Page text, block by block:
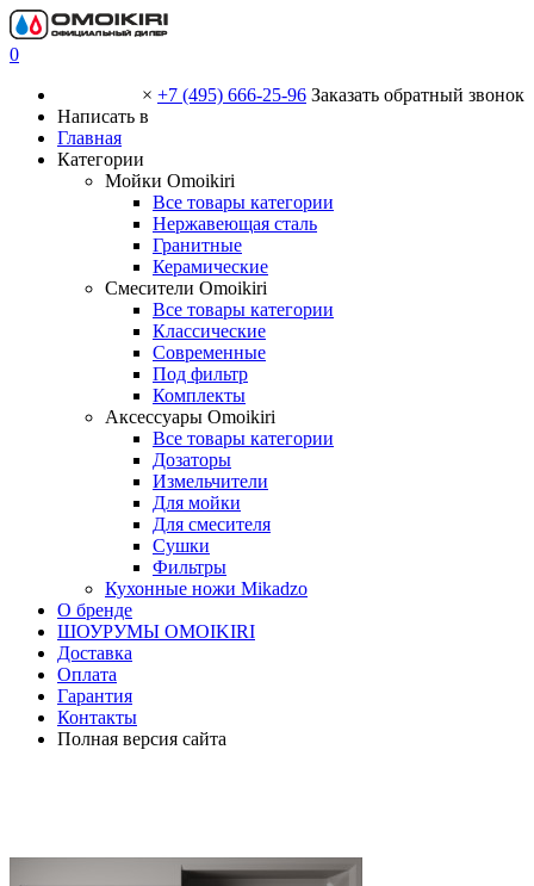
0
× +7 (495) 666-25-96 Заказать обратный звонок
Написать в
Главная
Категории
Мойки Omoikiri
Все товары категории
Нержавеющая сталь
Гранитные
Керамические
Смесители Omoikiri
Все товары категории
Классические
Современные
Под фильтр
Комплекты
Аксессуары Omoikiri
Все товары категории
Дозаторы
Измельчители
Для мойки
Для смесителя
Сушки
Фильтры
Кухонные ножи Mikadzo
О бренде
ШОУРУМЫ OMOIKIRI
Доставка
Оплата
Гарантия
Контакты
Полная версия сайта